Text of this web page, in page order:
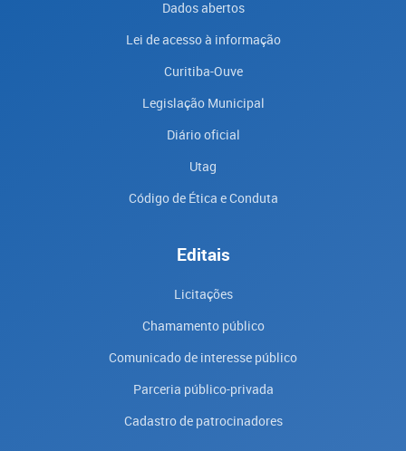
Dados abertos
Lei de acesso à informação
Curitiba-Ouve
Legislação Municipal
Diário oficial
Utag
Código de Ética e Conduta
Editais
Licitações
Chamamento público
Comunicado de interesse público
Parceria público-privada
Cadastro de patrocinadores